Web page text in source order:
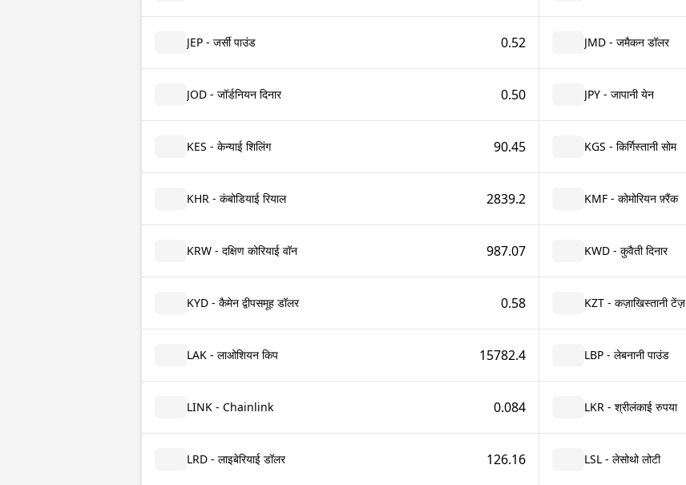
JEP - जर्सी पाउंड 0.52 JMD - जमैकन डॉलर
JOD - जॉर्डनियन दिनार 0.50 JPY - जापानी येन
KES - केन्याई शिलिंग 90.45 KGS - किर्गिस्तानी सोम
KHR - कंबोडियाई रियाल 2839.2 KMF - कोमोरियन फ़्रैंक
KRW - दक्षिण कोरियाई वॉन 987.07 KWD - कुवैती दिनार
KYD - कैमेन द्वीपसमूह डॉलर 0.58 KZT - कज़ाखिस्तानी टेंज़
LAK - लाओशियन किप 15782.4 LBP - लेबनानी पाउंड
LINK - Chainlink 0.084 LKR - श्रीलंकाई रुपया
LRD - लाइबेरियाई डॉलर 126.16 LSL - लेसोथो लोटी